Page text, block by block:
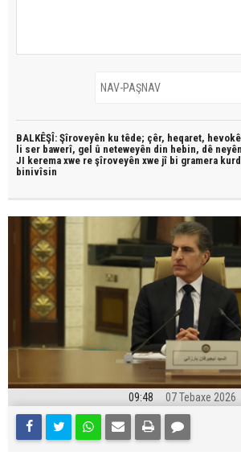
BALKÊŞÎ: Şîroveyên ku têde; çêr, heqaret,
li ser bawerî, gel û neteweyên din hebin, dê
JI kerema xwe re şîroveyên xwe jî bi gramera
binivîsin
09:48 07 Tebaxe 2026